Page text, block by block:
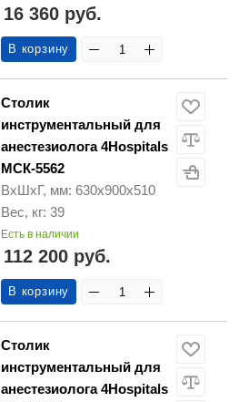
16 360 руб.
В корзину
Столик
инструментальный для
анестезиолога 4Hospitals
МСК-5562
ВхШхГ, мм: 630х900х510
Вес, кг: 39
Есть в наличии
112 200 руб.
В корзину
Столик
инструментальный для
анестезиолога 4Hospitals